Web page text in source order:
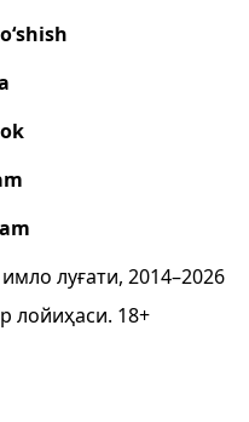
луғати, 2014–2026
лойиҳаси. 18+